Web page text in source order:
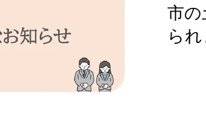
市の
ら